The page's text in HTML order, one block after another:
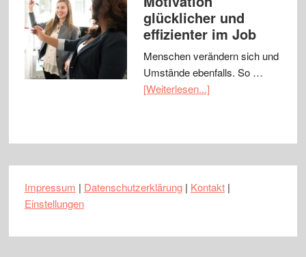
glücklicher und
effizienter im Job
Menschen verändern sich und
Umstände ebenfalls. So …
[Weiterlesen...]
Impressum | Datenschutzerklärung| Kontakt|
Einstellungen